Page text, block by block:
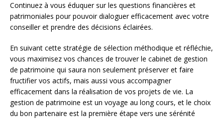
Continuez à vous éduquer sur les questions financières et
patrimoniales pour pouvoir dialoguer efficacement avec votre
conseiller et prendre des décisions éclairées.
En suivant cette stratégie de sélection méthodique et réfléchie,
vous maximisez vos chances de trouver le cabinet de gestion
de patrimoine qui saura non seulement préserver et faire
fructifier vos actifs, mais aussi vous accompagner
efficacement dans la réalisation de vos projets de vie. La
gestion de patrimoine est un voyage au long cours, et le choix
du bon partenaire est la première étape vers une sérénité